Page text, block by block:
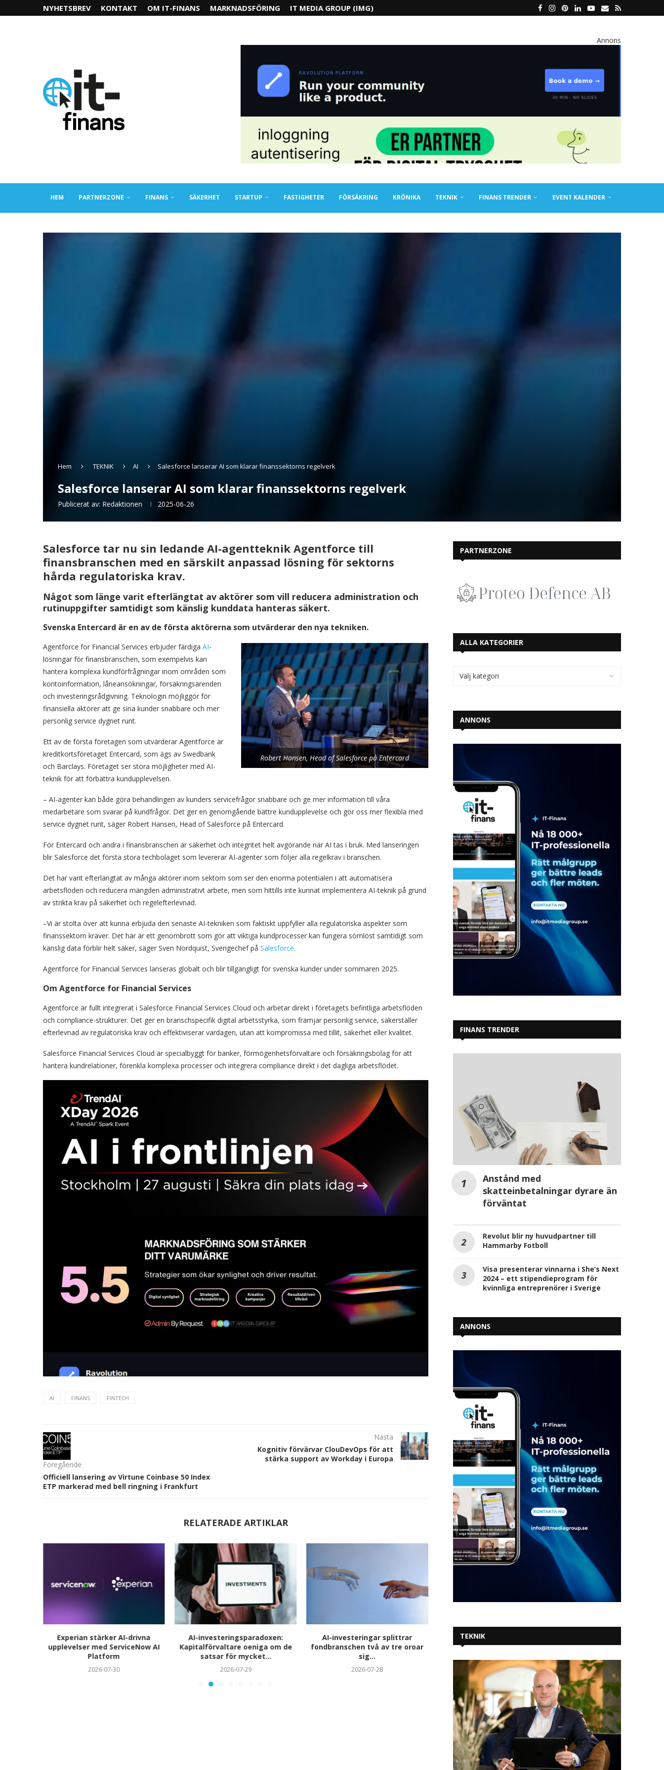
NYHETSBREV KONTAKT OM IT-FINANS MARKNADSFÖRING IT MEDIA GROUP (IMG)
Annons
HEM PARTNERZONE FINANS SÄKERHET STARTUP FASTIGHETER FÖRSÄKRING KRÖNIKA TEKNIK FINANS TRENDER EVENT KALENDER
Hem TEKNIK AI Salesforce lanserar AI som klarar finanssektorns regelverk
Salesforce lanserar AI som klarar finanssektorns regelverk
Publicerat av: Redaktionen 2025-06-26
Salesforce tar nu sin ledande AI-agentteknik Agentforce till
finansbranschen med en särskilt anpassad lösning för sektorns
hårda regulatoriska krav.
Något som länge varit efterlängtat av aktörer som vill reducera administration och
rutinuppgifter samtidigt som känslig kunddata hanteras säkert.
Svenska Entercard är en av de första aktörerna som utvärderar den nya tekniken.
Robert Hansen, Head of Salesforce på Entercard
Agentforce for Financial Services erbjuder färdiga AI-
lösningar för finansbranschen, som exempelvis kan
hantera komplexa kundförfrågningar inom områden som
kontoinformation, låneansökningar, försäkringsärenden
och investeringsrådgivning. Teknologin möjliggör för
finansiella aktörer att ge sina kunder snabbare och mer
personlig service dygnet runt.
Ett av de första företagen som utvärderar Agentforce är
kreditkortsföretaget Entercard, som ägs av Swedbank
och Barclays. Företaget ser stora möjligheter med AI-
teknik för att förbättra kundupplevelsen.
– AI-agenter kan både göra behandlingen av kunders servicefrågor snabbare och ge mer information till våra
medarbetare som svarar på kundfrågor. Det ger en genomgående bättre kundupplevelse och gör oss mer flexibla med
service dygnet runt, säger Robert Hansen, Head of Salesforce på Entercard.
För Entercard och andra i finansbranschen är säkerhet och integritet helt avgörande när AI tas i bruk. Med lanseringen
blir Salesforce det första stora techbolaget som levererar AI-agenter som följer alla regelkrav i branschen.
Det har varit efterlängtat av många aktörer inom sektorn som ser den enorma potentialen i att automatisera
arbetsflöden och reducera mängden administrativt arbete, men som hittills inte kunnat implementera AI-teknik på grund
av strikta krav på säkerhet och regelefterlevnad.
–Vi är stolta över att kunna erbjuda den senaste AI-tekniken som faktiskt uppfyller alla regulatoriska aspekter som
finanssektorn kräver. Det här är ett genombrott som gör att viktiga kundprocesser kan fungera sömlöst samtidigt som
känslig data förblir helt säker, säger Sven Nordquist, Sverigechef på Salesforce.
Agentforce for Financial Services lanseras globalt och blir tillgängligt för svenska kunder under sommaren 2025.
Om Agentforce for Financial Services
Agentforce är fullt integrerat i Salesforce Financial Services Cloud och arbetar direkt i företagets befintliga arbetsflöden
och compliance-strukturer. Det ger en branschspecifik digital arbetsstyrka, som främjar personlig service, säkerställer
efterlevnad av regulatoriska krav och effektiviserar vardagen, utan att kompromissa med tillit, säkerhet eller kvalitet.
Salesforce Financial Services Cloud är specialbyggt för banker, förmögenhetsförvaltare och försäkringsbolag för att
hantera kundrelationer, förenkla komplexa processer och integrera compliance direkt i det dagliga arbetsflödet.
AI FINANS FINTECH
Föregående
Officiell lansering av Virtune Coinbase 50 Index
ETP markerad med bell ringning i Frankfurt
Nästa
Kognitiv förvärvar ClouDevOps för att
stärka support av Workday i Europa
RELATERADE ARTIKLAR
Experian stärker AI-drivna
upplevelser med ServiceNow AI
Platform
2026-07-30
AI-investeringsparadoxen:
Kapitalförvaltare oeniga om de
satsar för mycket...
2026-07-29
AI-investeringar splittrar
fondbranschen två av tre oroar
sig...
2026-07-28
Workday Learning, drivet av
Sana, är nu allmänt...
2026-07-24
prissättning driver
PARTNERZONE
ALLA KATEGORIER
ANNONS
FINANS TRENDER
Anstånd med
skatteinbetalningar dyrare än
förväntat
Revolut blir ny huvudpartner till
Hammarby Fotboll
Visa presenterar vinnarna i She’s Next
2024 – ett stipendieprogram för
kvinnliga entreprenörer i Sverige
ANNONS
TEKNIK